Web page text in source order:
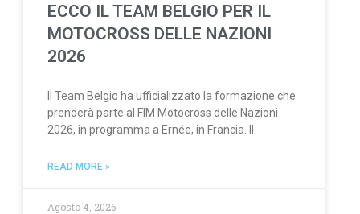
ECCO IL TEAM BELGIO PER IL
MOTOCROSS DELLE NAZIONI
2026
Il Team Belgio ha ufficializzato la formazione che
prenderà parte al FIM Motocross delle Nazioni
2026, in programma a Ernée, in Francia. Il
READ MORE »
Agosto 4, 2026